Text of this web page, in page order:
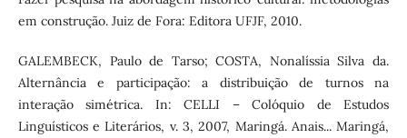
em construção. Juiz de Fora: Editora UFJF, 2010.
GALEMBECK, Paulo de Tarso; COSTA, Nonalíssia Silva da.
Alternância e participação: a distribuição de turnos na
interação simétrica. In: CELLI – Colóquio de Estudos
Linguísticos e Literários, v. 3, 2007, Maringá. Anais... Maringá,